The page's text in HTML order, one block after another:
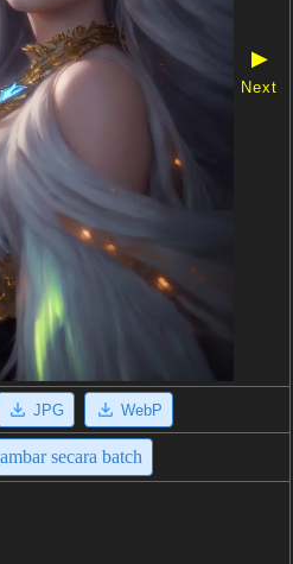
▶
Next
JPG WebP
secara batch